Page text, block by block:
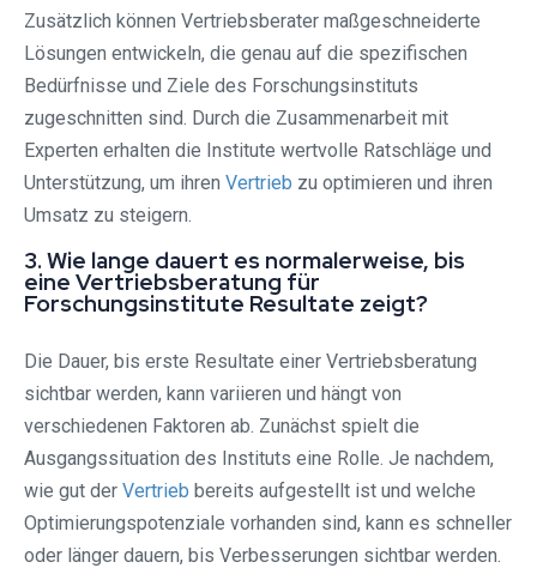
Zusätzlich können Vertriebsberater maßgeschneiderte
Lösungen entwickeln, die genau auf die spezifischen
Bedürfnisse und Ziele des Forschungsinstituts
zugeschnitten sind. Durch die Zusammenarbeit mit
Experten erhalten die Institute wertvolle Ratschläge und
Unterstützung, um ihren Vertrieb zu optimieren und ihren
Umsatz zu steigern.
3. Wie lange dauert es normalerweise, bis
eine Vertriebsberatung für
Forschungsinstitute Resultate zeigt?
Die Dauer, bis erste Resultate einer Vertriebsberatung
sichtbar werden, kann variieren und hängt von
verschiedenen Faktoren ab. Zunächst spielt die
Ausgangssituation des Instituts eine Rolle. Je nachdem,
wie gut der Vertrieb bereits aufgestellt ist und welche
Optimierungspotenziale vorhanden sind, kann es schneller
oder länger dauern, bis Verbesserungen sichtbar werden.